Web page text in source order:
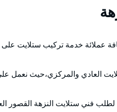
العادي والمركزي،حيث نعمل على
لطلب فني ستلايت النزهة القصور